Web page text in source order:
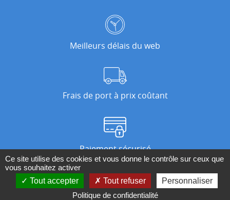
Meilleurs délais du web
Frais de port à prix coûtant
Paiement sécurisé
Nos magasins
Ce site utilise des cookies et vous donne le contrôle sur ceux que
vous souhaitez activer
Tout accepter
Tout refuser
Personnaliser
Politique de confidentialité